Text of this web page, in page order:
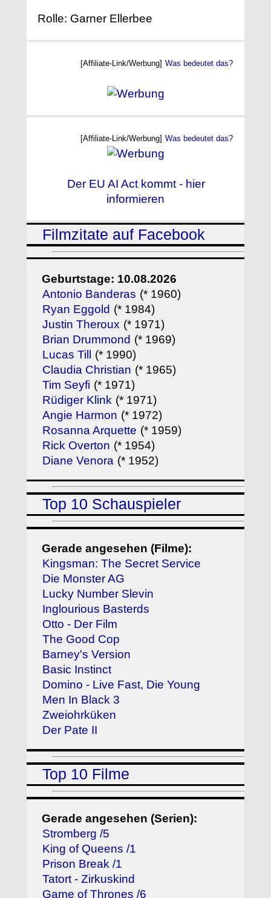
Rolle: Garner Ellerbee
[Affiliate-Link/Werbung] Was bedeutet das?
[Affiliate-Link/Werbung] Was bedeutet das?
Der EU AI Act kommt - hier
informieren
Filmzitate auf Facebook
Geburtstage: 10.08.2026
Antonio Banderas (* 1960)
Ryan Eggold (* 1984)
Justin Theroux (* 1971)
Brian Drummond (* 1969)
Lucas Till (* 1990)
Claudia Christian (* 1965)
Tim Seyfi (* 1971)
Rüdiger Klink (* 1971)
Angie Harmon (* 1972)
Rosanna Arquette (* 1959)
Rick Overton (* 1954)
Diane Venora (* 1952)
Top 10 Schauspieler
Gerade angesehen (Filme):
Kingsman: The Secret Service
Die Monster AG
Lucky Number Slevin
Inglourious Basterds
Otto - Der Film
The Good Cop
Barney's Version
Basic Instinct
Domino - Live Fast, Die Young
Men In Black 3
Zweiohrküken
Der Pate II
Top 10 Filme
Gerade angesehen (Serien):
Stromberg /5
King of Queens /1
Prison Break /1
Tatort - Zirkuskind
Game of Thrones /6